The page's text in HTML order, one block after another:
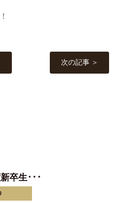
次の記事 ＞
卒生･･･